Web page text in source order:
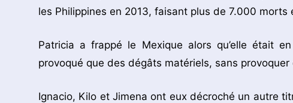
les Philippines en 2013, faisant plus de 7.000 morts
Patricia a frappé le Mexique alors qu’elle était
provoqué que des dégâts matériels, sans provoquer
Ignacio, Kilo et Jimena ont eux décroché un autre